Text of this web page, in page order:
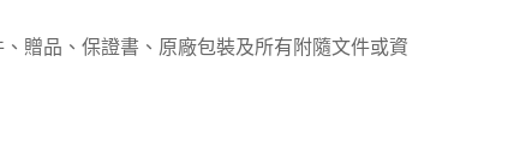
贈品、保證書、原廠包裝及所有附隨文件或資